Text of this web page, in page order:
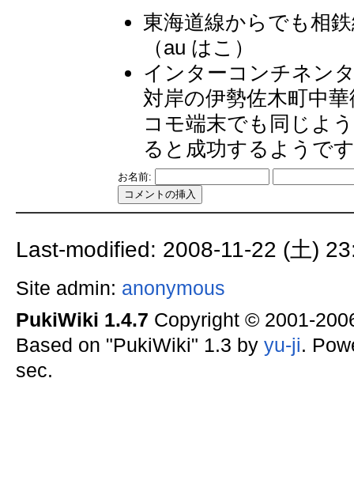
東海道線からでも相
（au はこ）
インターコンチネン
対岸の伊勢佐木町中
コモ端末でも同じよ
ると成功するようで
お名前:
Last-modified: 2008-11-22 (土)
Site admin: anonymous
PukiWiki 1.4.7 Copyright © 2001-
Based on "PukiWiki" 1.3 by yu-ji.
sec.